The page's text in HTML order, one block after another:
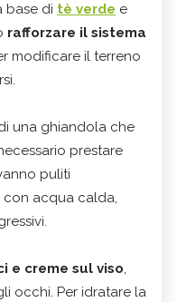
base di tè verde e
rafforzare il sistema
modificare il terreno
una ghiandola che
prestare
puliti
acqua calda,
e creme sul viso,
occhi. Per idratare la